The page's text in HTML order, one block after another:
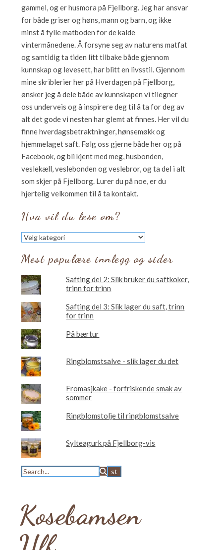
gammel, og er husmora på Fjellborg. Jeg har ansvar
for både griser og høns, mann og barn, og ikke
minst å fylle matboden for de kalde
vintermånedene. Å forsyne seg av naturens matfat
og samtidig ta tiden litt tilbake både gjennom
kunnskap og levesett, har blitt en livsstil. Gjennom
mine skriblerier her på Hverdagen på Fjellborg,
ønsker jeg å dele både av kunnskapen vi tilegner
oss underveis og å inspirere deg til å ta for deg av
alt det gode vi nesten har glemt at finnes. Her vil du
finne hverdagsbetraktninger, hønsemøkk og
hjemmelaget saft. Følg oss gjerne både her og på
Facebook, og bli kjent med meg, husbonden,
veslekæll, veslebonden og veslebror, og ta del i alt
som skjer på Fjellborg. Lurer du på noe, er du
hjertelig velkommen til å ta kontakt.
Hva vil du lese om?
Hva
vil
du
lese
Mest populære innlegg og sider
Safting del 2: Slik bruker du saftkoker,
trinn for trinn
Safting del 3: Slik lager du saft, trinn
for trinn
På bærtur
Ringblomstsalve - slik lager du det
Fromasjkake - forfriskende smak av
sommer
Ringblomstolje til ringblomstsalve
Sylteagurk på Fjellborg-vis
Kosebamsen